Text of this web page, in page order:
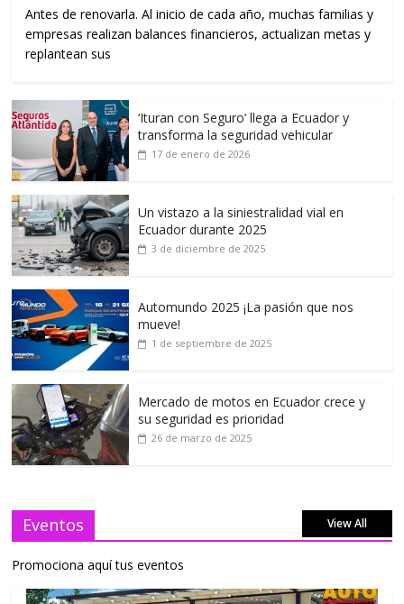
Antes de renovarla. Al inicio de cada año, muchas familias y
empresas realizan balances financieros, actualizan metas y
replantean sus
‘Ituran con Seguro’ llega a Ecuador y
transforma la seguridad vehicular
17 de enero de 2026
Un vistazo a la siniestralidad vial en
Ecuador durante 2025
3 de diciembre de 2025
Automundo 2025 ¡La pasión que nos
mueve!
1 de septiembre de 2025
Mercado de motos en Ecuador crece y
su seguridad es prioridad
26 de marzo de 2025
Eventos View All
Promociona aquí tus eventos